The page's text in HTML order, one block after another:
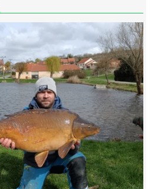
Rybářský spolek HNANICE, z.s
Okružní 10, Hnanice
669 02
Znojmo
IČ: 266 237 06
606408779 / 777080724